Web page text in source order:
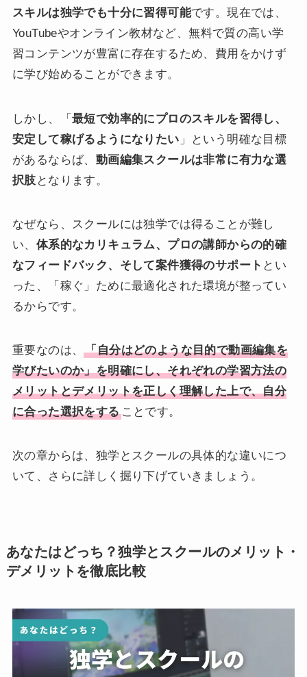
スキルは独学でも十分に習得可能です。現在では、
YouTubeやオンライン教材など、無料で質の高い学
習コンテンツが豊富に存在するため、費用をかけず
に学び始めることができます。
しかし、「 最短で効率的にプロのスキルを習得し、
安定して稼げるようになりたい 」という明確な目標
があるならば、 動画編集スクールは非常に有力な選
択肢 となります。
なぜなら、スクールには独学では得ることが難し
い、 体系的なカリキュラム、プロの講師からの的確
なフィードバック、そして案件獲得のサポート とい
った、「稼ぐ」ために最適化された環境が整ってい
るからです。
重要なのは、「自分はどのような目的で動画編集を
学びたいのか」を明確にし、それぞれの学習方法の
メリットとデメリットを正しく理解した上で、自分
に合った選択をすることです。
次の章からは、独学とスクールの具体的な違いにつ
いて、さらに詳しく掘り下げていきましょう。
あなたはどっち？独学とスクールのメリット・
デメリットを徹底比較